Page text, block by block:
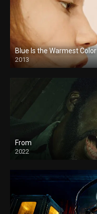
Blue Is the Warmest Color
2013
From
2022